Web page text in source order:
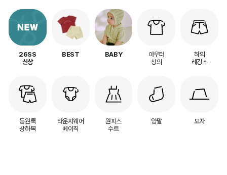
26SS
신상
BEST BABY
아우터
상의
하의
레깅스
등원룩
상하복
라운지웨어
베이직
원피스
수트
양말 모자